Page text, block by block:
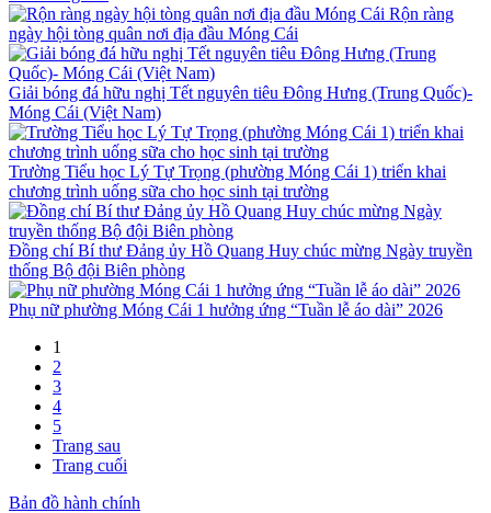
Rộn ràng
ngày hội tòng quân nơi địa đầu Móng Cái
Giải bóng đá hữu nghị Tết nguyên tiêu Đông Hưng (Trung Quốc)-
Móng Cái (Việt Nam)
Trường Tiểu học Lý Tự Trọng (phường Móng Cái 1) triển khai
chương trình uống sữa cho học sinh tại trường
Đồng chí Bí thư Đảng ủy Hồ Quang Huy chúc mừng Ngày truyền
thống Bộ đội Biên phòng
Phụ nữ phường Móng Cái 1 hưởng ứng “Tuần lễ áo dài” 2026
1
2
3
4
5
Trang sau
Trang cuối
Bản đồ hành chính